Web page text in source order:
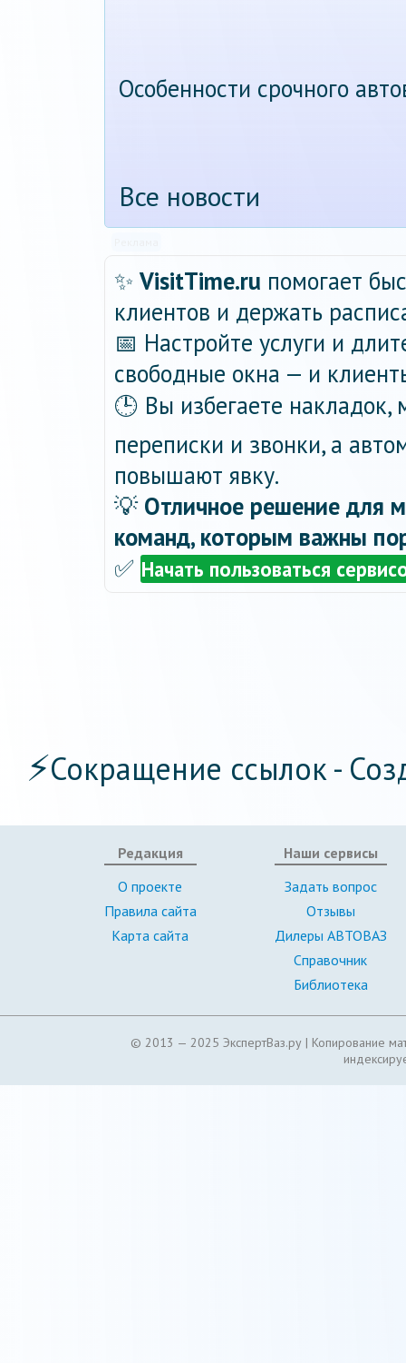
Особенности срочного
Все новости
✨ VisitTime.ru помогает
клиентов и держать
📅 Настройте услуги и
свободные окна — и
🕒 Вы избегаете
переписки и звонки, а
повышают явку.
💡 Отличное решение для
команд, которым важны
✅ Начать пользоваться
⚡Сокращение ссылок -
Редакция
О проекте
Правила сайта
Карта сайта
Наши сервисы
Задать вопрос
Отзывы
Дилеры АВТОВАЗ
Справочник
Библиотека
© 2013 — 2025 ЭкспертВаз.ру | Копирование